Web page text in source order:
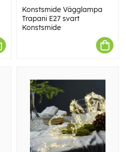
Konstsmide Vägglampa
Trapani E27 svart
Konstsmide